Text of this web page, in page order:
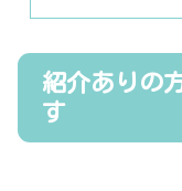
紹介ありの
す